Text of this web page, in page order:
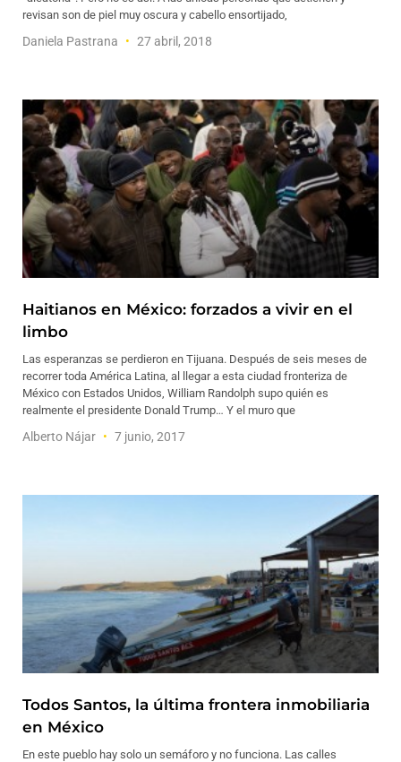
revisan son de piel muy oscura y cabello ensortijado,
Daniela Pastrana 27 abril, 2018
Haitianos en México: forzados a vivir en el
limbo
Las esperanzas se perdieron en Tijuana. Después de seis meses de
recorrer toda América Latina, al llegar a esta ciudad fronteriza de
México con Estados Unidos, William Randolph supo quién es
realmente el presidente Donald Trump… Y el muro que
Alberto Nájar 7 junio, 2017
Todos Santos, la última frontera inmobiliaria
en México
En este pueblo hay solo un semáforo y no funciona. Las calles